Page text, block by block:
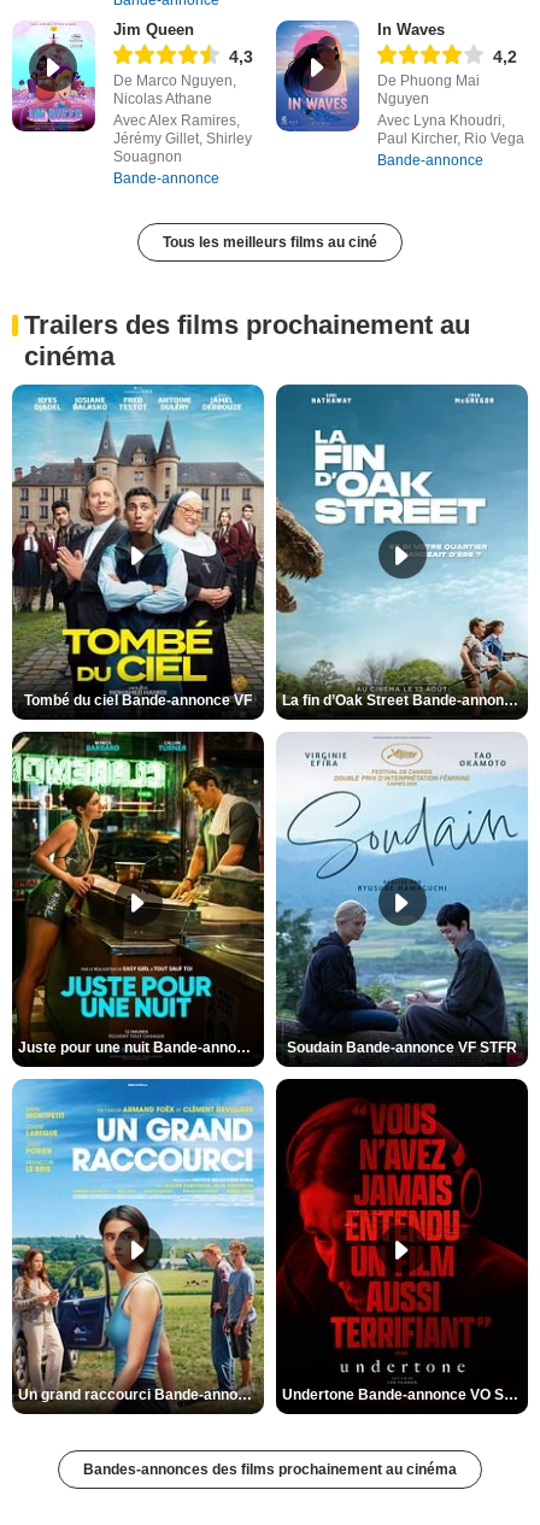
Jim Queen
4,3
De Marco Nguyen,
Nicolas Athane
Avec Alex Ramires,
Jérémy Gillet, Shirley
Souagnon
Bande-annonce
In Waves
4,2
De Phuong Mai
Nguyen
Avec Lyna Khoudri,
Paul Kircher, Rio Vega
Bande-annonce
Tous les meilleurs films au ciné
Trailers des films prochainement au
cinéma
Tombé du ciel Bande-annonce VF La fin d’Oak Street Bande-annonce VO STFR
Juste pour une nuit Bande-annonce VO STFR Soudain Bande-annonce VF STFR
Un grand raccourci Bande-annonce VF Undertone Bande-annonce VO STFR
Bandes-annonces des films prochainement au cinéma